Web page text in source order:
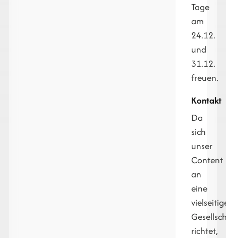
Tage
am
24.12.
und
31.12.
freuen.
Kontakt
Da
sich
unser
Content
an
eine
richtet,